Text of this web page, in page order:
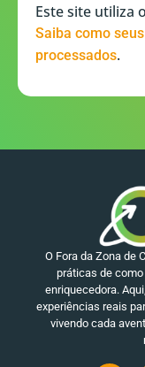
Este site utiliza
Saiba como
processados.
O Fora da Zona de
práticas de
enriquecedora.
experiências reais
vivendo cada